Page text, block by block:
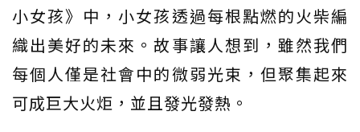
小女孩》中，小女孩透過每根點燃的火柴編
織出美好的未來。故事讓人想到，雖然我們
每個人僅是社會中的微弱光束，但聚集起來
可成巨大火炬，並且發光發熱。